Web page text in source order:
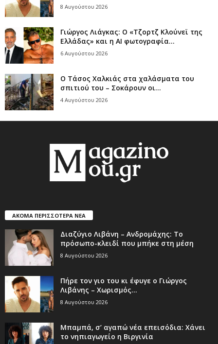
8 Αυγούστου 2026
Γιώργος Λιάγκας: Ο «Τζορτζ Κλούνεϊ της
Ελλάδας» και η AI φωτογραφία...
6 Αυγούστου 2026
Ο Τάσος Χαλκιάς στα χαλάσματα του
σπιτιού του – Σοκάρουν οι...
4 Αυγούστου 2026
ΑΚΟΜΑ ΠΕΡΙΣΣΟΤΕΡΑ ΝΕΑ
Διαζύγιο Λιβάνη – Ανδρομάχης: Το
πρόσωπο-κλειδί που μπήκε στη μέση
8 Αυγούστου 2026
Πήρε τον γιο του κι έφυγε ο Γιώργος
Λιβάνης – Χωρισμός...
8 Αυγούστου 2026
Μπαμπά, σ’ αγαπώ νέα επεισόδια: Χάνει
το νηπιαγωγείο η Βιργινία